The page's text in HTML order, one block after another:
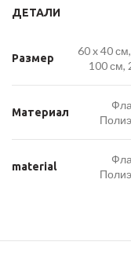
ДЕТАЛИ
Размер
60 x 40
100 см,
Материал
material